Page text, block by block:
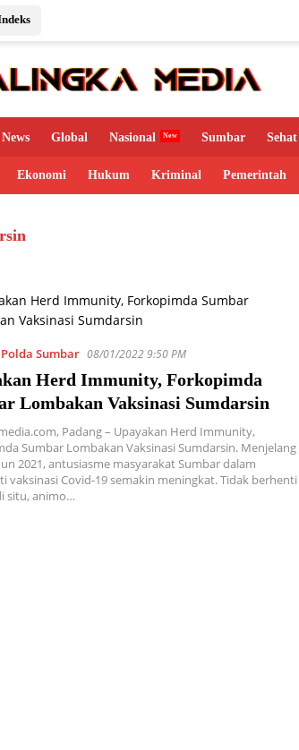
News Global Nasional Sumbar Sehat
Ekonomi Hukum Kriminal Pemerintah
Polda Sumbar 08/01/2022 9:50 PM
Herd Immunity, Forkopimda
Lombakan Vaksinasi Sumdarsin
Padang – Upayakan Herd Immunity,
Sumbar Lombakan Vaksinasi Sumdarsin. Menjelang
2021, antusiasme masyarakat Sumbar dalam
vaksinasi Covid-19 semakin meningkat. Tidak berhenti
situ, animo…